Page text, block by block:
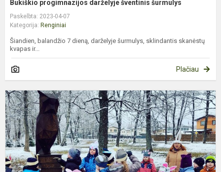
Bukiškio progimnazijos darželyje šventinis šurmulys
Paskelbta: 2023-04-07
Kategorija: Renginiai
Šiandien, balandžio 7 dieną, darželyje šurmulys, sklindantis skanėstų
kvapas ir...
Plačiau